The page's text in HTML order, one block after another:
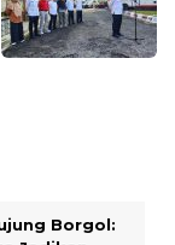
Borgol: